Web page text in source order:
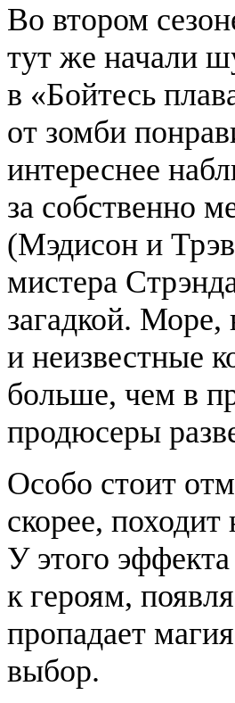
Во втором
тут же начали
в «Бойтесь
от зомби
интереснее
за собственно
(Мэдисон и
мистера
загадкой.
и неизвестные
больше, чем в
продюсеры
Особо стоит
скорее,
У этого
к героям,
пропадает
выбор.